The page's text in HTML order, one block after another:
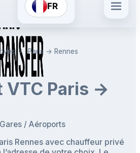
FR
› Paris → Rennes
VTC Paris →
/ Aéroports
Rennes avec chauffeur privé